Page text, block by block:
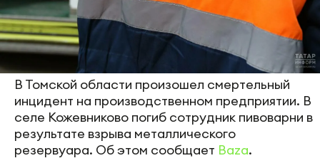
В Томской области произошел смертельный
инцидент на производственном предприятии. В
селе Кожевниково погиб сотрудник пивоварни в
результате взрыва металлического
резервуара. Об этом сообщает Baza.